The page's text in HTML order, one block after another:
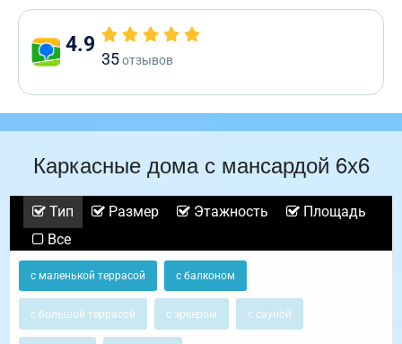
4.9
35отзывов
Каркасные дома с мансардой 6х6
Тип Размер Этажность
Площадь
Все
с маленькой террасой с балконом
с большой террасой с эркером с сауной